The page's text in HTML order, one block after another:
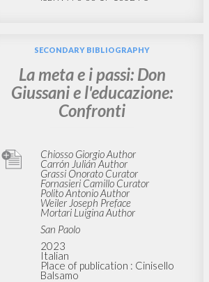
SECONDARY BIBLIOGRAPHY
La meta e i passi: Don
Giussani e l'educazione:
Confronti
Chiosso Giorgio Author
Carrón Julián Author
Grassi Onorato Curator
Fornasieri Camillo Curator
Polito Antonio Author
Weiler Joseph Preface
Mortari Luigina Author
San Paolo
2023
Italian
Place of publication : Cinisello
Balsamo